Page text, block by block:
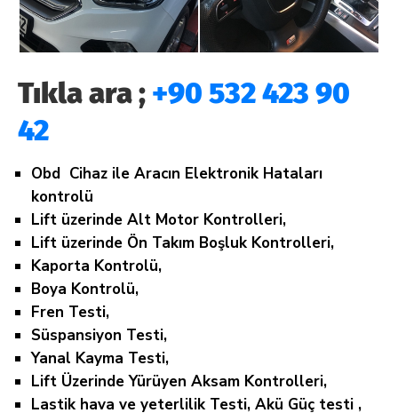
Tıkla ara ; +90 532 423 90
42
Obd Cihaz ile Aracın Elektronik Hataları
kontrolü
Lift üzerinde Alt Motor Kontrolleri,
Lift üzerinde Ön Takım Boşluk Kontrolleri,
Kaporta Kontrolü,
Boya Kontrolü,
Fren Testi,
Süspansiyon Testi,
Yanal Kayma Testi,
Lift Üzerinde Yürüyen Aksam Kontrolleri,
Lastik hava ve yeterlilik Testi, Akü Güç testi ,